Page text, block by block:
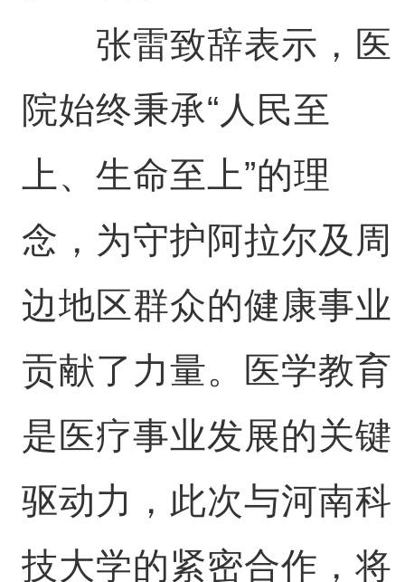
张雷致辞表示，医
院始终秉承“人民至
上、生命至上”的理
念，为守护阿拉尔及周
边地区群众的健康事业
贡献了力量。医学教育
是医疗事业发展的关键
驱动力，此次与河南科
技大学的紧密合作，将